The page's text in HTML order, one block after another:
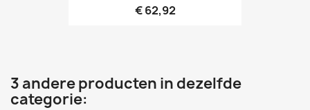
€ 62,92
3 andere producten in dezelfde
categorie: